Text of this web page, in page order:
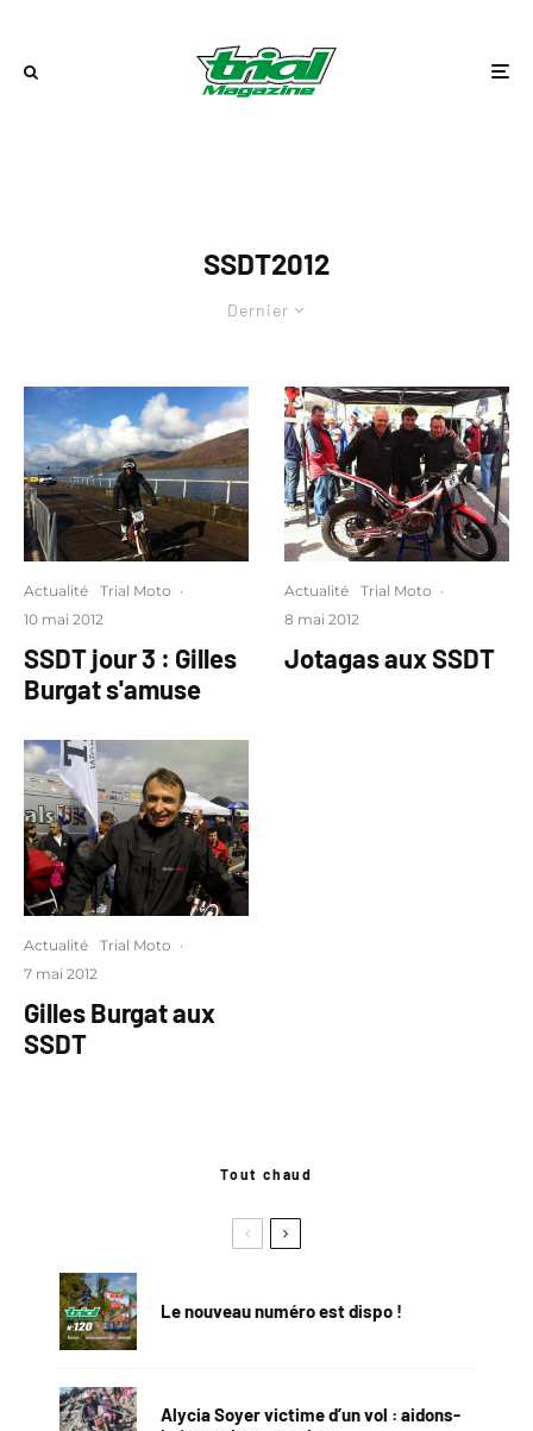
SSDT2012
Dernier
Actualité Trial Moto ·
10 mai 2012
SSDT jour 3 : Gilles
Burgat s'amuse
Actualité Trial Moto ·
7 mai 2012
Gilles Burgat aux
SSDT
Actualité Trial Moto ·
8 mai 2012
Jotagas aux SSDT
Tout chaud
Le nouveau numéro est dispo !
Alycia Soyer victime d’un vol : aidons-